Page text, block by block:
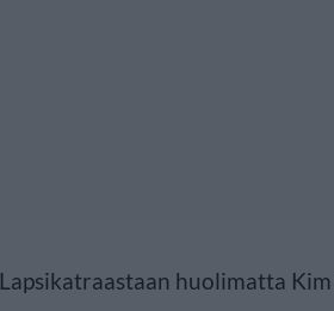
Lapsikatraastaan huolimatta